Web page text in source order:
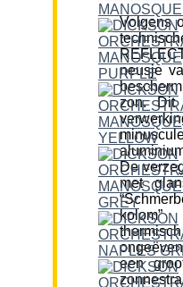
Volgens
neusje
zon. Dit
De
met
een